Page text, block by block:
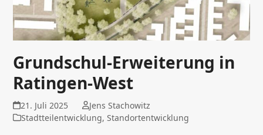
Grundschul-Erweiterung in
Ratingen-West
21. Juli 2025
Jens Stachowitz
Stadtteilentwicklung,Standortentwicklung